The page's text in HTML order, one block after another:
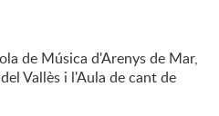
de Música d'Arenys de Mar,
Vallès i l'Aula de cant de